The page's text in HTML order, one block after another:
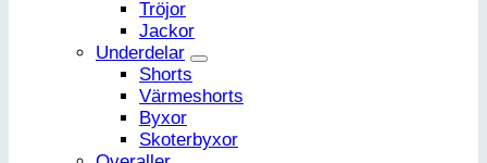
Tröjor
Jackor
Underdelar
Shorts
Värmeshorts
Byxor
Skoterbyxor